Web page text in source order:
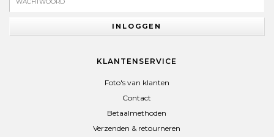
INLOGGEN
KLANTENSERVICE
Foto's van klanten
Contact
Betaalmethoden
Verzenden & retourneren